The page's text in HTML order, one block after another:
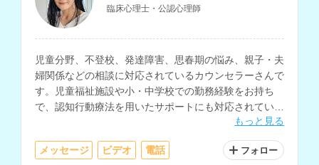
臨床心理士・公認心理師
児童分野、不登校、発達障害、思春期の悩み、親子・夫
婦関係などの相談に対応されているカウンセラーさんで
す。児童福祉施設や小・中学校での勤務経験をお持ち
で、認知行動療法を用いたサポートにも対応されていま
もっと見る
メッセージ ビデオ 電話 フォロー